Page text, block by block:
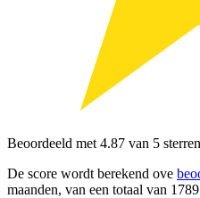
Beoordeeld met 4.87 van 5 sterren
De score wordt berekend ove
maanden, van een totaal van